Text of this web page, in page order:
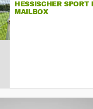
HESSISCHER SPORT
MAILBOX